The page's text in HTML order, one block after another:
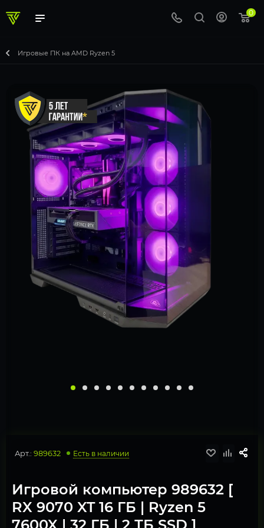
0
Игровые ПК на AMD Ryzen 5
Арт.: 989632 Есть в наличии
Игровой компьютер 989632 [
RX 9070 XT 16 ГБ | Ryzen 5